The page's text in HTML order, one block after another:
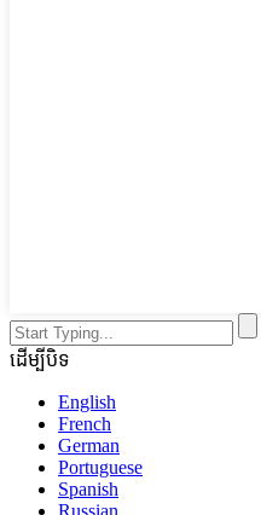
ដើម្បីបិទ
English
French
German
Portuguese
Spanish
Russian